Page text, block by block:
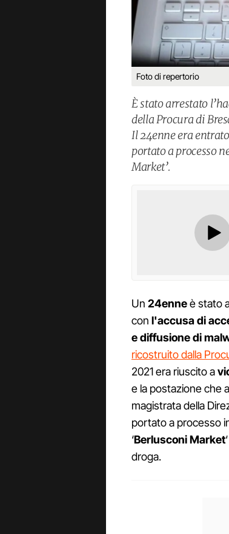
Foto di repertorio
È stato arrestato
della Procura di
Il 24enne era
portato a processo
Market’.
Un 24enneè stato
con l'accusa di
e diffusione di
ricostruito dalla
2021 era riuscito a
e la postazione che
magistrata della
portato a processo
‘Berlusconi Market
droga.